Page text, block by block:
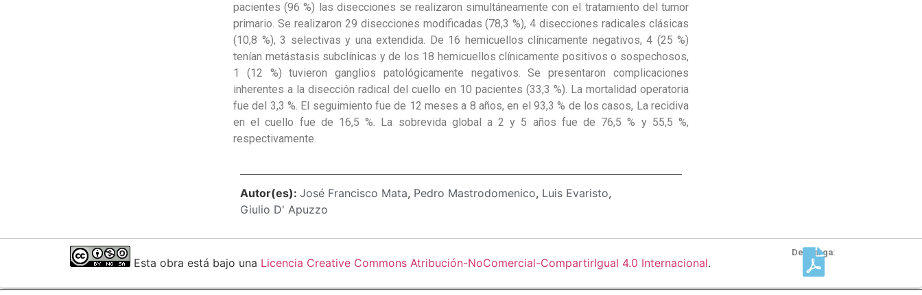
pacientes (96 %) las disecciones se realizaron simultáneamente con el tratamiento del tumor
primario. Se realizaron 29 disecciones modificadas (78,3 %), 4 disecciones radicales clásicas
(10,8 %), 3 selectivas y una extendida. De 16 hemicuellos clínicamente negativos, 4 (25 %)
tenían metástasis subclínicas y de los 18 hemicuellos clínicamente positivos o sospechosos,
1 (12 %) tuvieron ganglios patológicamente negativos. Se presentaron complicaciones
inherentes a la disección radical del cuello en 10 pacientes (33,3 %). La mortalidad operatoria
fue del 3,3 %. El seguimiento fue de 12 meses a 8 años, en el 93,3 % de los casos, La recidiva
en el cuello fue de 16,5 %. La sobrevida global a 2 y 5 años fue de 76,5 % y 55,5 %,
respectivamente.
Autor(es): José Francisco Mata, Pedro Mastrodomenico, Luis Evaristo,
Giulio D' Apuzzo
Esta obra está bajo una Licencia Creative Commons Atribución-NoComercial-CompartirIgual 4.0 Internacional.
Descarga: